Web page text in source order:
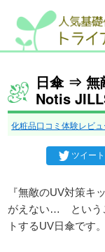
日傘 ⇒ 無
Notis
化粧品口コミ体験レビ
ツイート
『無敵のUV対策キ
がえない… という
トするUV日傘です。